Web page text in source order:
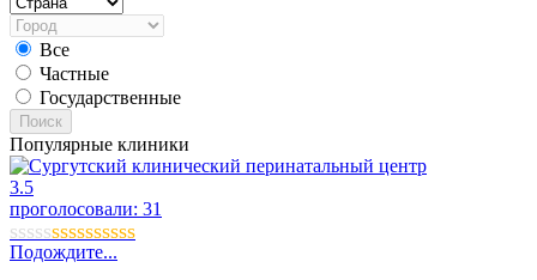
Все
Частные
Государственные
Поиск
Популярные клиники
3.5
проголосовали: 31
Подождите...